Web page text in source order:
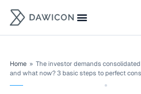
Home » The investor demands
and what now? 3 basic steps to perfect
2021